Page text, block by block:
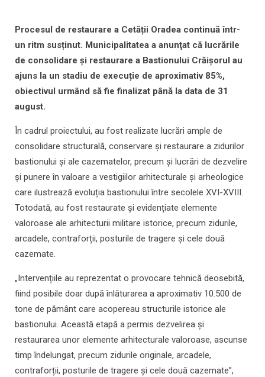
Procesul de restaurare a Cetății Oradea continuă într-
un ritm susținut. Municipalitatea a anunţat că lucrările
de consolidare și restaurare a Bastionului Crăișorul au
ajuns la un stadiu de execuție de aproximativ 85%,
obiectivul urmând să fie finalizat până la data de 31
august.
În cadrul proiectului, au fost realizate lucrări ample de
consolidare structurală, conservare și restaurare a zidurilor
bastionului și ale cazematelor, precum și lucrări de dezvelire
și punere în valoare a vestigiilor arhitecturale și arheologice
care ilustrează evoluția bastionului între secolele XVI-XVIII.
Totodată, au fost restaurate și evidențiate elemente
valoroase ale arhitecturii militare istorice, precum zidurile,
arcadele, contraforții, posturile de tragere și cele două
cazemate.
„Intervențiile au reprezentat o provocare tehnică deosebită,
fiind posibile doar după înlăturarea a aproximativ 10.500 de
tone de pământ care acopereau structurile istorice ale
bastionului. Această etapă a permis dezvelirea și
restaurarea unor elemente arhitecturale valoroase, ascunse
timp îndelungat, precum zidurile originale, arcadele,
contraforții, posturile de tragere și cele două cazemate”,